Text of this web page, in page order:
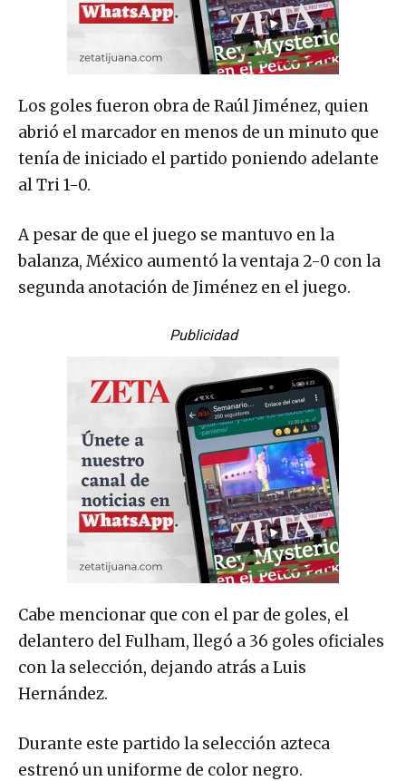
Los goles fueron obra de Raúl Jiménez, quien
abrió el marcador en menos de un minuto que
tenía de iniciado el partido poniendo adelante
al Tri 1-0.
A pesar de que el juego se mantuvo en la
balanza, México aumentó la ventaja 2-0 con la
segunda anotación de Jiménez en el juego.
Publicidad
Cabe mencionar que con el par de goles, el
delantero del Fulham, llegó a 36 goles oficiales
con la selección, dejando atrás a Luis
Hernández.
Durante este partido la selección azteca
estrenó un uniforme de color negro.